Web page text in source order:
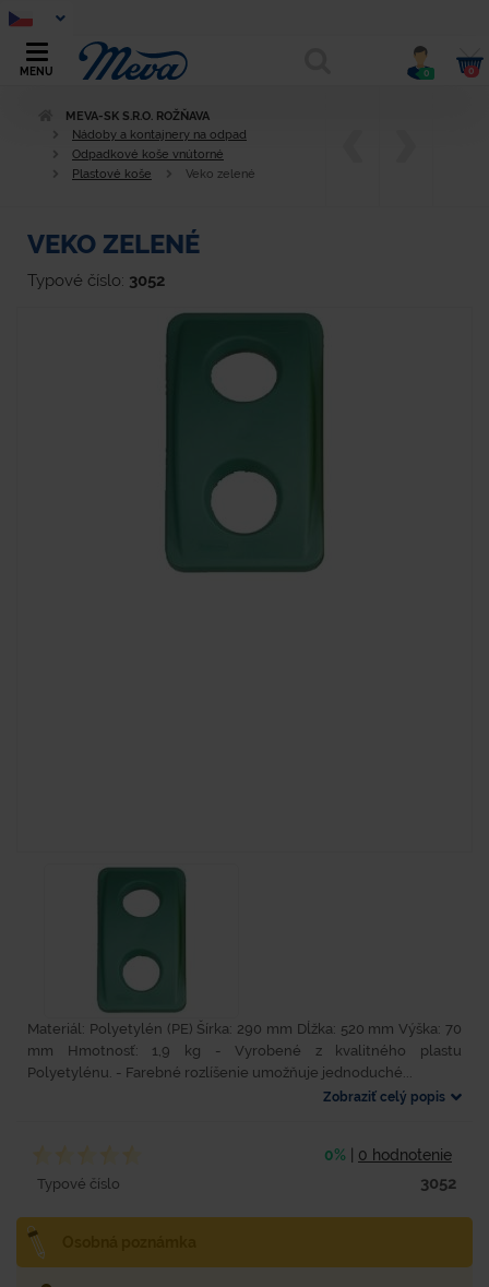
MENU 0 0
MEVA-SK S.R.O. ROŽŇAVA
Nádoby a kontajnery na odpad
Odpadkové koše vnútorné
Plastové koše
Veko zelené
VEKO ZELENÉ
Typové číslo: 3052
Materiál: Polyetylén (PE) Šírka: 290 mm Dĺžka: 520 mm Výška: 70
mm Hmotnosť: 1,9 kg - Vyrobené z kvalitného plastu
Polyetylénu. - Farebné rozlíšenie umožňuje jednoduché...
Zobraziť celý popis
0% 0 hodnotenie
Typové číslo 3052